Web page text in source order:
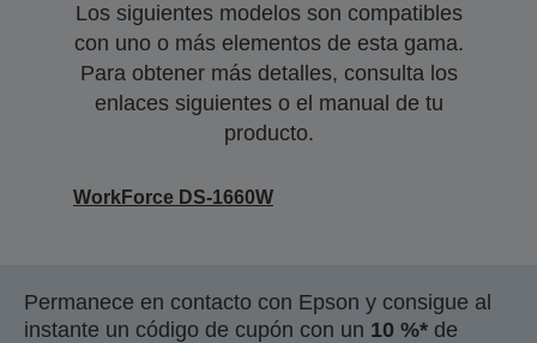
Los siguientes modelos son compatibles
con uno o más elementos de esta gama.
Para obtener más detalles, consulta los
enlaces siguientes o el manual de tu
producto.
WorkForce DS-1660W
Permanece en contacto con Epson y consigue al
instante un código de cupón con un 10 %* de